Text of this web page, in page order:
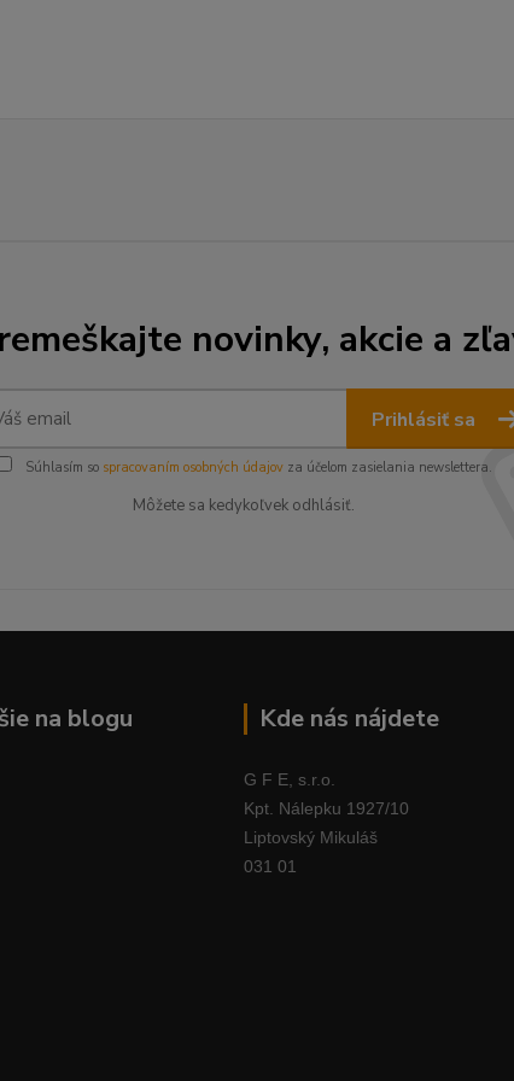
novinky, akcie a
Prihlásiť sa
Súhlasím so spracovaním osobných údajovza účelom zasielania newslettera.
Môžete sa kedykoľvek odhlásiť.
na blogu Kde nás nájdete
G F E, s.r.o.
Kpt. Nálepku 1927/10
Liptovský Mikuláš
031 01